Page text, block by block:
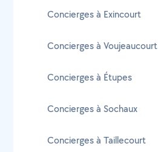
Concierges à Exincourt
Concierges à Voujeaucourt
Concierges à Étupes
Concierges à Sochaux
Concierges à Taillecourt